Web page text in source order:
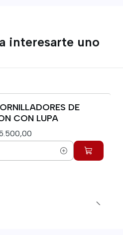
interesarte uno
DE
CON LUPA